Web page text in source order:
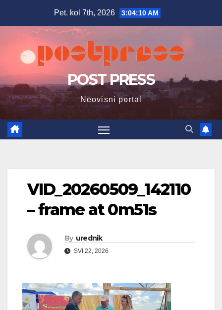
Pet. kol 7th, 2026 3:04:11 AM
POST PRESS
Neovisni portal
VID_20260509_142110
– frame at 0m51s
By urednik
SVI 22, 2026